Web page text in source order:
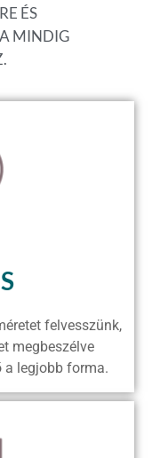
ÉS
MINDIG
felvesszünk,
megbeszélve
a legjobb forma.